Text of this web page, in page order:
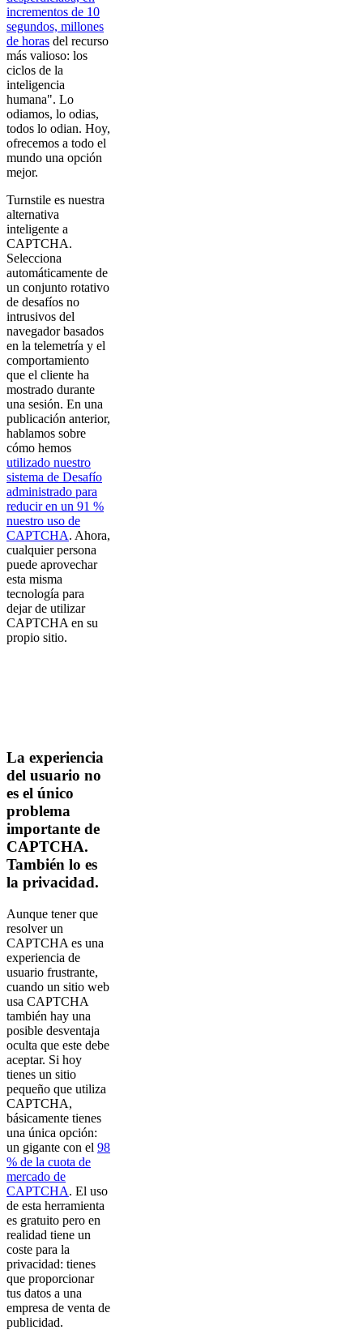
incrementos de 10
segundos, millones
de horas del recurso
más valioso: los
ciclos de la
inteligencia
humana". Lo
odiamos, lo odias,
todos lo odian. Hoy,
ofrecemos a todo el
mundo una opción
mejor.
Turnstile es nuestra
alternativa
inteligente a
CAPTCHA.
Selecciona
automáticamente de
un conjunto rotativo
de desafíos no
intrusivos del
navegador basados
en la telemetría y el
comportamiento
que el cliente ha
mostrado durante
una sesión. En una
publicación anterior,
hablamos sobre
cómo hemos
utilizado nuestro
sistema de Desafío
administrado para
reducir en un 91 %
nuestro uso de
CAPTCHA. Ahora,
cualquier persona
puede aprovechar
esta misma
tecnología para
dejar de utilizar
CAPTCHA en su
propio sitio.
La experiencia
del usuario no
es el único
problema
importante de
CAPTCHA.
También lo es
la privacidad.
Aunque tener que
resolver un
CAPTCHA es una
experiencia de
usuario frustrante,
cuando un sitio web
usa CAPTCHA
también hay una
posible desventaja
oculta que este debe
aceptar. Si hoy
tienes un sitio
pequeño que utiliza
CAPTCHA,
básicamente tienes
una única opción:
un gigante con el 98
% de la cuota de
mercado de
CAPTCHA. El uso
de esta herramienta
es gratuito pero en
realidad tiene un
coste para la
privacidad: tienes
que proporcionar
tus datos a una
empresa de venta de
publicidad.